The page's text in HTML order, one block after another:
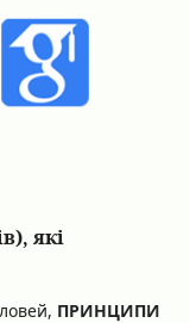
які
ПРИНЦИПИ